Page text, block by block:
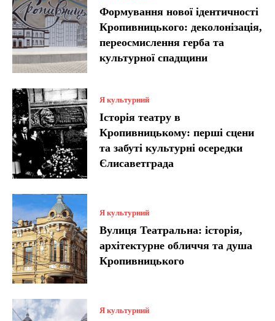
Формування нової ідентичності
Кропивницького: деколонізація,
переосмислення герба та
культурної спадщини
Я культурний
Історія театру в
Кропивницькому: перші сцени
та забуті культурні осередки
Єлисаветграда
Я культурний
Вулиця Театральна: історія,
архітектурне обличчя та душа
Кропивницького
Я культурний